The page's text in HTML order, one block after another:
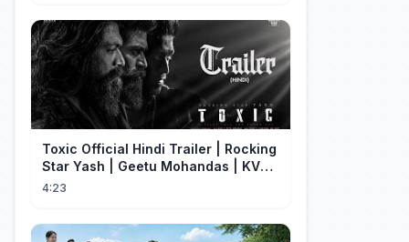
Toxic Official Hindi Trailer | Rocking
Star Yash | Geetu Mohandas | KVN |
Monster Mind Creations
4:23